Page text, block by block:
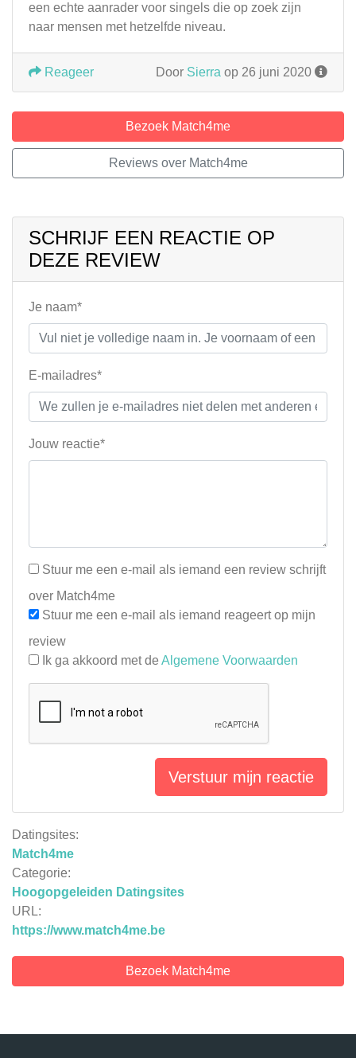
Datingsites:
Match4me
Categorie:
Hoogopgeleiden Datingsites
URL:
https://www.match4me.be
Bezoek Match4me
een echte aanrader voor singels die op zoek zijn
naar mensen met hetzelfde niveau.
Door Sierra op 26 juni 2020
Reageer
Bezoek Match4me
Reviews over Match4me
SCHRIJF EEN REACTIE OP
DEZE REVIEW
Je naam*
E-mailadres*
Jouw reactie*
Stuur me een e-mail als iemand een review schrijft
over Match4me
Stuur me een e-mail als iemand reageert op mijn
review
Ik ga akkoord met de Algemene Voorwaarden
Verstuur mijn reactie